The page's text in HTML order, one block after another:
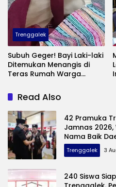
Trenggalek
Subuh Geger! Bayi Laki-laki
Ditemukan Menangis di
Teras Rumah Warga
Pelaku Pembuangan
Read Also
42 Pramuka
Jamnas
Nama Baik
Trenggalek 3
240 Siswa